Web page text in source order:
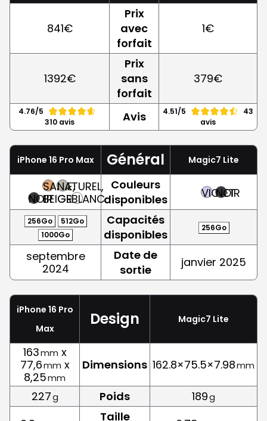
841€
Prix
avec
forfait
1€
1392€
Prix
sans
forfait
379€
4.76/5
310 avis
Avis 4.51/5
43
avis
iPhone 16 Pro Max Général Magic7 Lite
NOIR
SABLE,
BEIGE
NATUREL,
GRISBLANC
Couleurs
disponibles
VIOLET
NOIR
256Go
512Go
1000Go
Capacités
disponibles
256Go
septembre
2024
Date de
sortie
janvier 2025
iPhone 16 Pro
Max
Design Magic7 Lite
163mm x
77,6mm x
8,25mm
Dimensions 162.8×75.5×7.98mm
227g Poids 189g
Taille